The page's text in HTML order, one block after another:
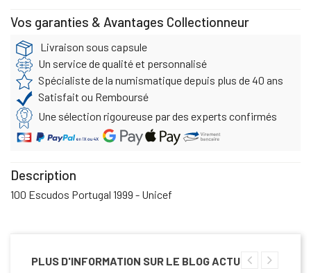
Vos garanties & Avantages Collectionneur
Livraison sous capsule
Un service de qualité et personnalisé
Spécialiste de la numismatique depuis plus de 40 ans
Satisfait ou Remboursé
Une sélection rigoureuse par des experts confirmés
Description
100 Escudos Portugal 1999 - Unicef
PLUS D'INFORMATION SUR LE BLOG ACTU